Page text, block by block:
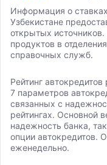
Информация о
Узбекистане
открытых
продуктов в
справочных служб.
Рейтинг
7 параметров
связанных с
рейтингах. Основной
надежность банка,
опции автокредитов.
еженедельно.